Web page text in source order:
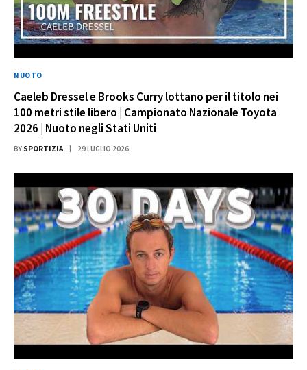
NUOTO
Caeleb Dressel e Brooks Curry lottano per il titolo nei
100 metri stile libero | Campionato Nazionale Toyota
2026 | Nuoto negli Stati Uniti
BY SPORTIZIA 29 LUGLIO 2026